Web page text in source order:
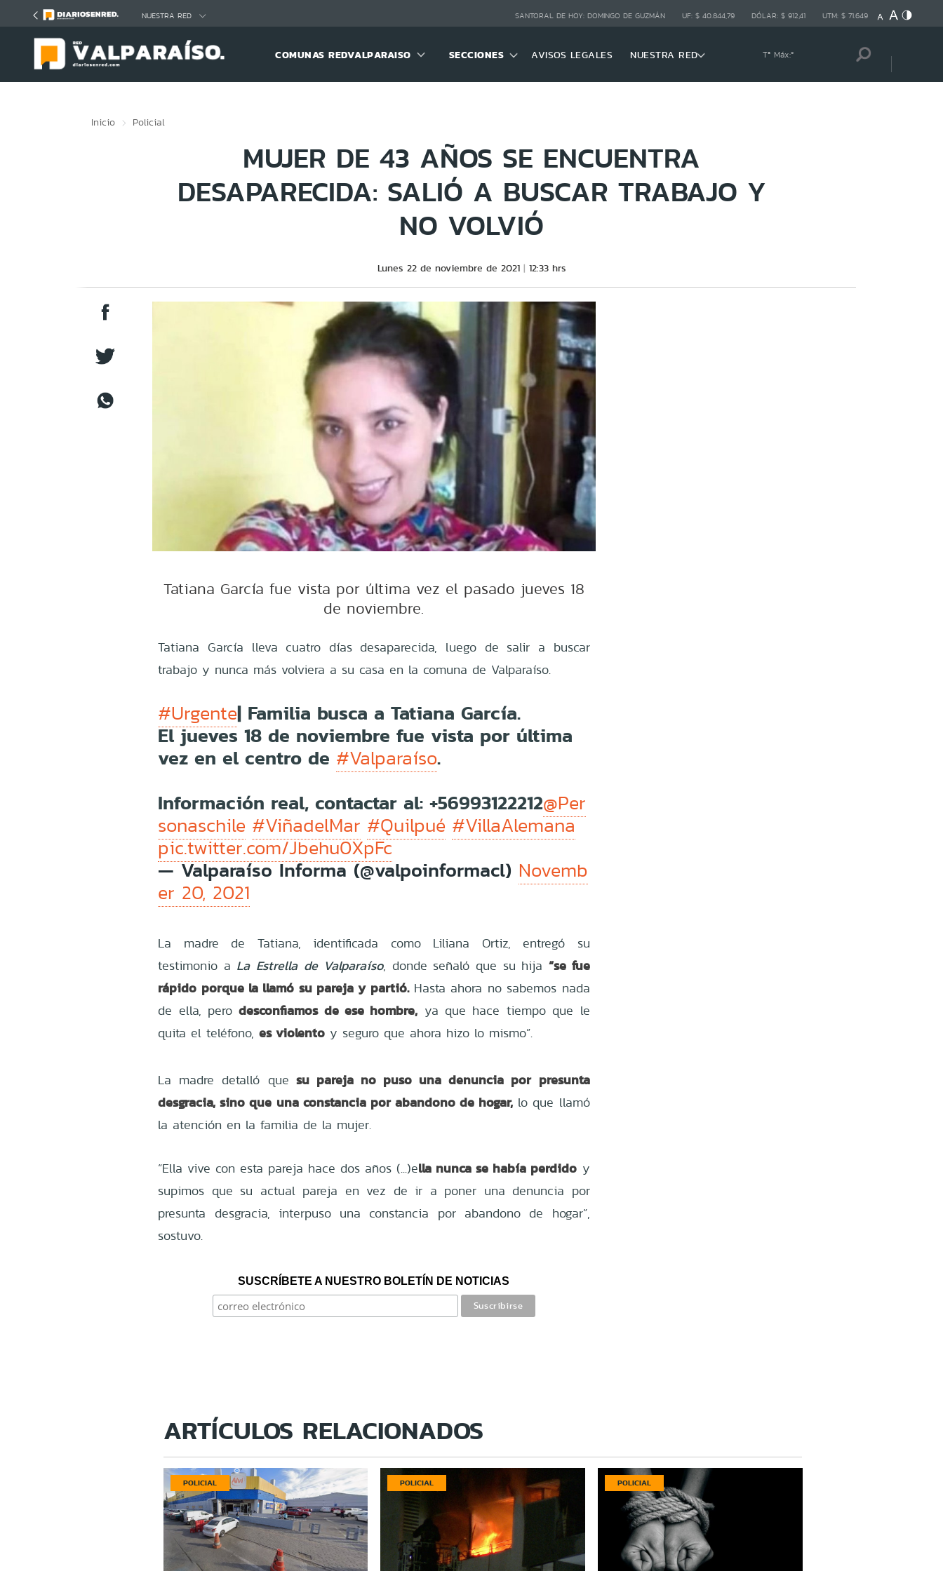
NUESTRA RED SANTORAL DE HOY: DOMINGO DE GUZMÁN UF: $ 40.844,79 DÓLAR: $ 912,41 UTM: $ 71.649
COMUNAS REDVALPARAISO SECCIONES AVISOS LEGALES NUESTRA RED Tª Máx:º
Inicio Policial
MUJER DE 43 AÑOS SE ENCUENTRA
DESAPARECIDA: SALIÓ A BUSCAR TRABAJO Y
NO VOLVIÓ
Lunes 22 de noviembre de 2021 12:33 hrs
Tatiana García fue vista por última vez el pasado jueves 18
de noviembre.
Tatiana García lleva cuatro días desaparecida, luego de salir a buscar
trabajo y nunca más volviera a su casa en la comuna de Valparaíso.
#Urgente| Familia busca a Tatiana García.
El jueves 18 de noviembre fue vista por última
vez en el centro de #Valparaíso.
Información real, contactar al: +56993122212@Per
sonaschile #ViñadelMar #Quilpué #VillaAlemana
pic.twitter.com/Jbehu0XpFc
— Valparaíso Informa (@valpoinformacl) Novemb
er 20, 2021
La madre de Tatiana, identificada como Liliana Ortiz, entregó su
testimonio a La Estrella de Valparaíso, donde señaló que su hija “se fue
rápido porque la llamó su pareja y partió.Hasta ahora no sabemos nada
de ella, perodesconfiamos de ese hombre, ya que hace tiempo que le
quita el teléfono,es violento y seguro que ahora hizo lo mismo”.
La madre detalló que su pareja no puso una denuncia por presunta
desgracia, sino que una constancia por abandono de hogar, lo que llamó
la atención en la familia de la mujer.
“Ella vive con esta pareja hace dos años (...)ella nunca se había perdido y
supimos que su actual pareja en vez de ir a poner una denuncia por
presunta desgracia, interpuso una constancia por abandono de hogar”,
sostuvo.
SUSCRÍBETE A NUESTRO BOLETÍN DE NOTICIAS
ARTÍCULOS RELACIONADOS
POLICIAL POLICIAL POLICIAL